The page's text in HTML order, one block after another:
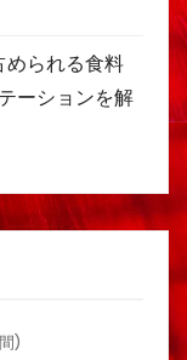
められる食料
ーションを解
)